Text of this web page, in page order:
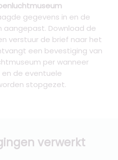
gegevens in en de
Download de
verstuur de brief naar het
een bevestiging van
per wanneer
de eventuele
stopgezet.
verwerkt